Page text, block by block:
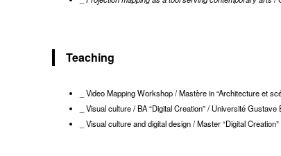
Teaching
_ Video Mapping Workshop / Mastère in “Architecture et
_ Visual culture / BA “Digital Creation” / Université
_ Visual culture and digital design / Master “Digital